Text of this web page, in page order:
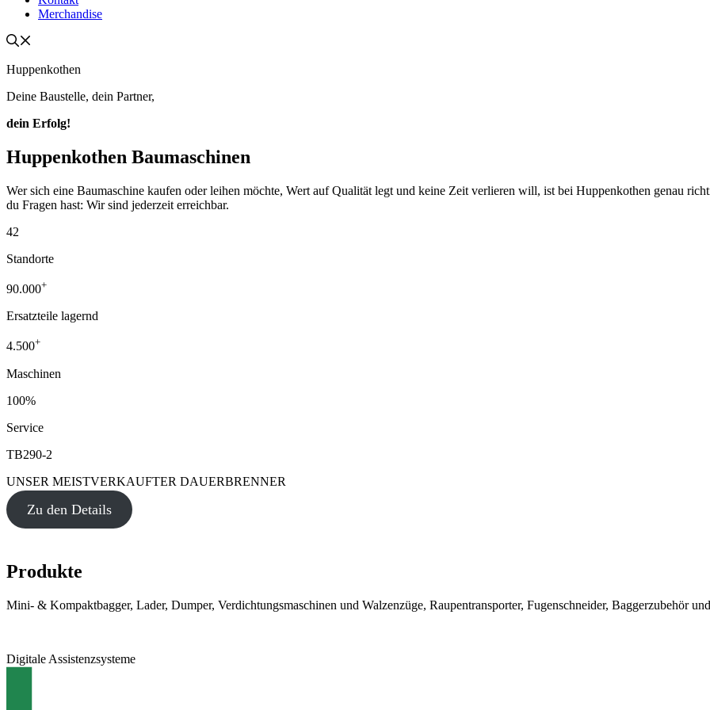
Merchandise
Huppenkothen
Deine Baustelle, dein Partner,
dein Erfolg!
Huppenkothen Baumaschinen
Wer sich eine Baumaschine kaufen oder leihen möchte, Wert auf Qualität legt und keine Zeit verlieren will, ist bei Huppenkothen genau
du Fragen hast: Wir sind jederzeit erreichbar.
42
Standorte
90.000+
Ersatzteile lagernd
4.500+
Maschinen
100%
Service
TB290-2
UNSER MEISTVERKAUFTER DAUERBRENNER
Zu den Details
Produkte
Mini- & Kompaktbagger, Lader, Dumper, Verdichtungsmaschinen und Walzenzüge, Raupentransporter, Fugenschneider, Baggerzubehör
Digitale Assistenzsysteme